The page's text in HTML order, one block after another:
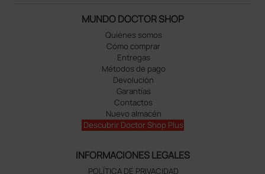
MUNDO DOCTOR SHOP
Quiénes somos
Cómo comprar
Entregas
Métodos de pago
Devolución
Garantías
Contactos
Nuevo almacén
Descubrir Doctor Shop Plus
INFORMACIONES LEGALES
POLÍTICA DE PRIVACIDAD